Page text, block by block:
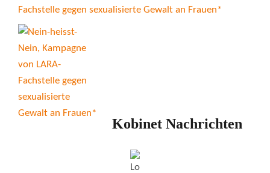
Fachstelle gegen sexualisierte Gewalt an Frauen*
Kobinet Nachrichten